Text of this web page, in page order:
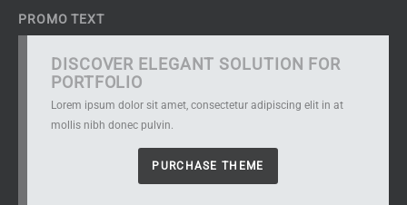
PROMO TEXT
DISCOVER ELEGANT SOLUTION FOR
PORTFOLIO
Lorem ipsum dolor sit amet, consectetur adipiscing elit in at
mollis nibh donec pulvin.
PURCHASE THEME